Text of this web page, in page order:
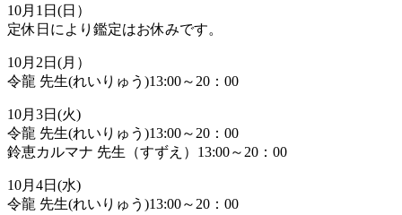
10月1日(日）
定休日により鑑定はお休みです。
10月2日(月）
令龍 先生(れいりゅう)13:00～20：00
10月3日(火)
令龍 先生(れいりゅう)13:00～20：00
鈴恵カルマナ 先生（すずえ）13:00～20：00
10月4日(水)
令龍 先生(れいりゅう)13:00～20：00